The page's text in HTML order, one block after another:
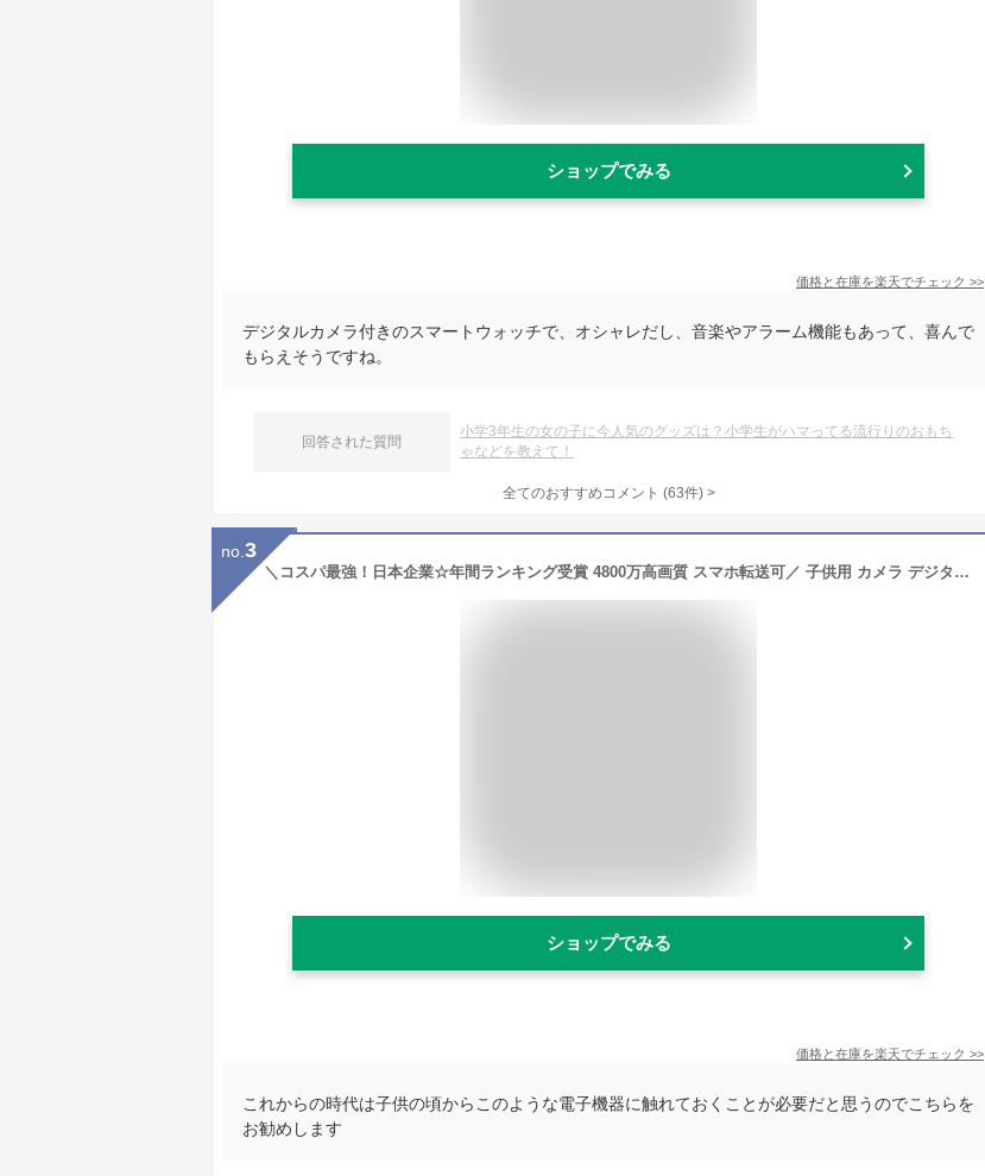
ショップでみる
価格と在庫を楽天でチェック >>
デジタルカメラ付きのスマートウォッチで、オシャレだし、音楽やアラーム機能もあって、喜んで
もらえそうですね。
回答された質問
小学3年生の女の子に今人気のグッズは？小学生がハマってる流行りのおもち
ゃなどを教えて！
全てのおすすめコメント (63件) >
no. 3
＼コスパ最強！日本企業☆年間ランキング受賞 4800万高画質 スマホ転送可／ 子供用 カメラ デジタルカメラ 1080p録画 32GB キッズカメラ トイカメラ おもちゃ 男の子 女の子 プレゼント 2歳 3歳 4歳 5歳 キッズ 知育玩具 子供 誕生日プレゼント クリスマス プレゼント ギフト
ショップでみる
価格と在庫を楽天でチェック >>
これからの時代は子供の頃からこのような電子機器に触れておくことが必要だと思うのでこちらを
お勧めします